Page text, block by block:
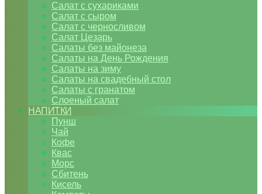
Салат с сухариками
Салат с сыром
Салат с черносливом
Салат Цезарь
Салаты без майонеза
Салаты на День Рождения
Салаты на зиму
Салаты на свадебный стол
Салаты с гранатом
Слоеный салат
НАПИТКИ
Пунш
Чай
Кофе
Квас
Морс
Сбитень
Кисель